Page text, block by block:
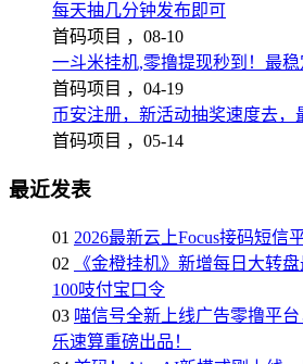
每天抽几分钟发布即可
首码项目 ， 08-10
一斗米挂机,零撸提现秒到！最
首码项目 ， 04-19
币安注册，新活动抽奖速度去，
首码项目 ， 05-14
最近发表
01 2026最新云上Focus接码短信
02
《金橙挂机》新增每日大转
100吱付宝口令
03 喵信号全新上线广告零撸平
乐速算重磅出品！